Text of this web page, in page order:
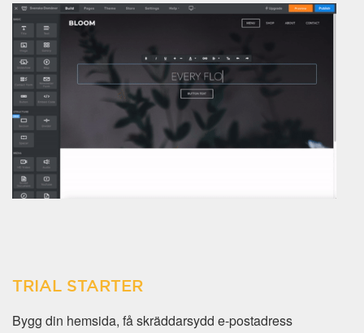
TRIAL STARTER
Bygg din hemsida, få skräddarsydd e-postadress